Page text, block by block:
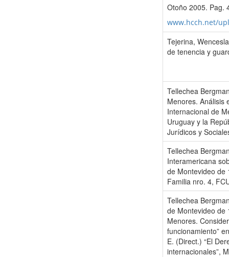
Otoño 2005. Pag.
www.hcch.net/
Tejerina,
de tenencia y
Tellechea
Menores. Análisis
Internacional de
Uruguay y la
Jurídicos y
Tellechea
Interamericana
de Montevideo de
Familia nro. 4,
Tellechea
de Montevideo de
Menores.
funcionamiento”
E. (Direct.) “El
internacionales”,